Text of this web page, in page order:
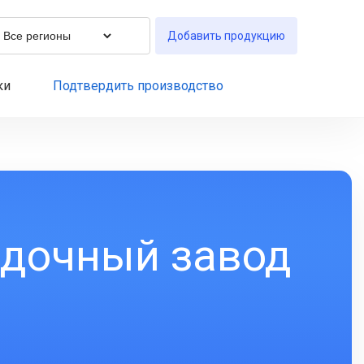
Добавить продукцию
Подтвердить производство
завод